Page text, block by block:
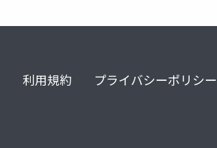
利用規約 プライバシーポリシー